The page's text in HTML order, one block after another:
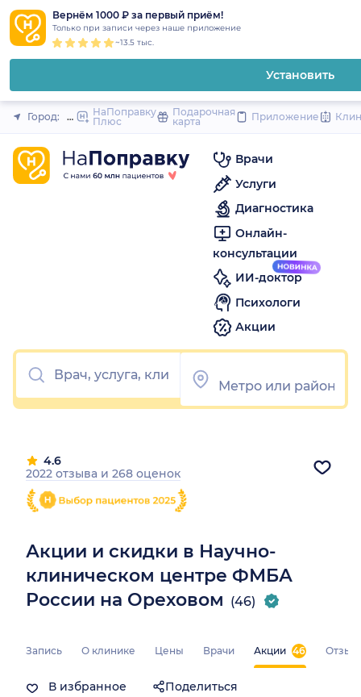
Вернём 1000 ₽ за первый приём!
Только при записи через наше приложение
~13.5 тыс.
Установить
Закрыть
Город: МоскваНаПоправку
Плюс
Подарочная
карта
Приложение
Врачи
Услуги
Диагностика
Онлайн-
консультации
ИИ-доктор
Психологи
Акции
Акции и скидки в Научно-
клиническом центре ФМБА
России на Ореховом (46)
4.6
2022 отзыва и 268 оценок
Запись О клинике Цены Врачи Акции 46
В избранное Поделиться